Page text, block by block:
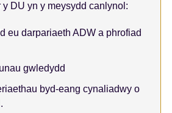
DU yn y meysydd canlynol:
eu darpariaeth ADW a phrofiad
gwledydd
byd-eang cynaliadwy o